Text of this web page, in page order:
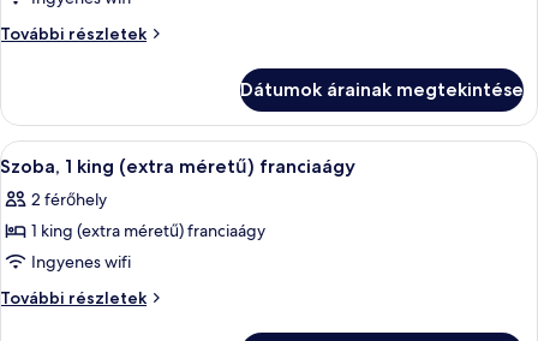
megtekintése:
kétszemélyes
ágy
(Landmark
View)
További részletek
Szoba,
(Landmark
View)
további
Dátumok árainak megtekintése
A
következő
szoba
összes
képének
megtekintése:
Egy modern fürőszoba, amelyben
2
Szoba, 1 king (extra méretű) franciaágy
2 férőhely
1 king (extra méretű) franciaágy
Ingyenes wifi
További részletek
Szoba,